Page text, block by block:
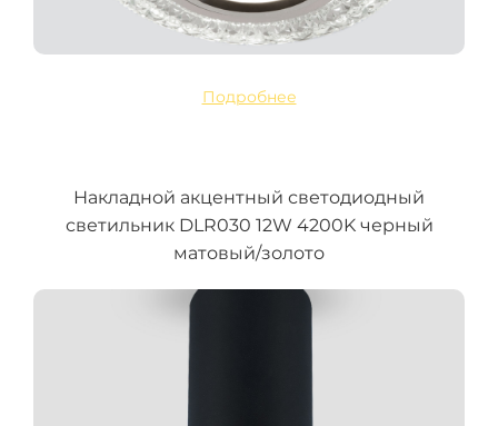
Подробнее
Накладной акцентный светодиодный
светильник DLR030 12W 4200K черный
матовый/золото